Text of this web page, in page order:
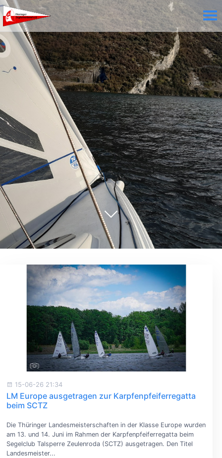
15-06-26 21:34
LM Europe ausgetragen zur Karpfenpfeiferregatta
beim SCTZ
Die Thüringer Landesmeisterschaften in der Klasse Europe wurden
am 13. und 14. Juni im Rahmen der Karpfenpfeiferregatta beim
Segelclub Talsperre Zeulenroda (SCTZ) ausgetragen. Den Titel
Landesmeister...